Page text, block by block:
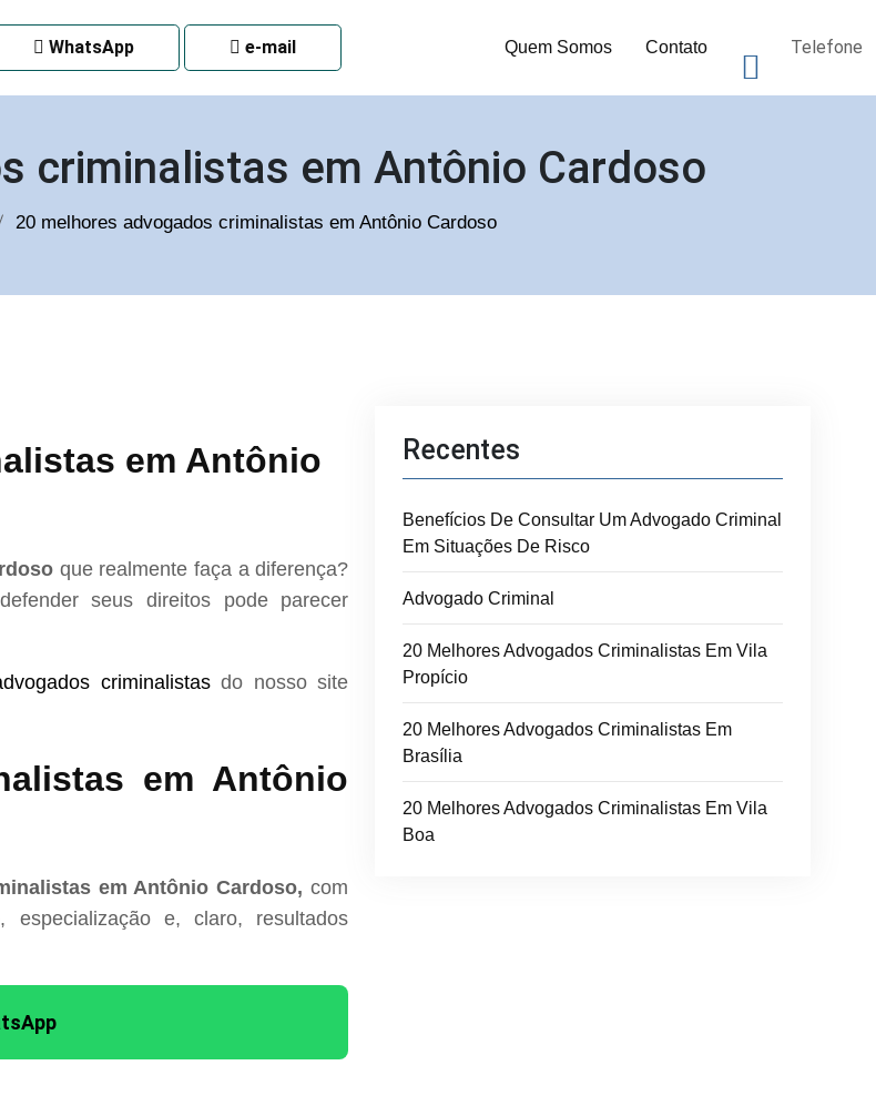
WhatsApp e-mail Quem Somos Contato Telefone
criminalistas em Antônio Cardoso
20 melhores advogados criminalistas em Antônio Cardoso
em Antônio
que realmente faça a diferença?
seus direitos pode parecer
criminalistasdo nosso site
em Antônio
em Antônio Cardoso, com
especialização e, claro, resultados
Recentes
Benefícios De Consultar Um Advogado Criminal
Em Situações De Risco
Advogado Criminal
20 Melhores Advogados Criminalistas Em Vila
Propício
20 Melhores Advogados Criminalistas Em
Brasília
20 Melhores Advogados Criminalistas Em Vila
Boa